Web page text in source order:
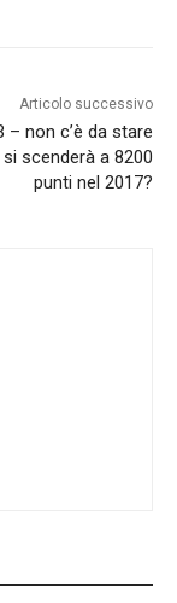
Articolo successivo
– non c’è da stare
si scenderà a 8200
punti nel 2017?